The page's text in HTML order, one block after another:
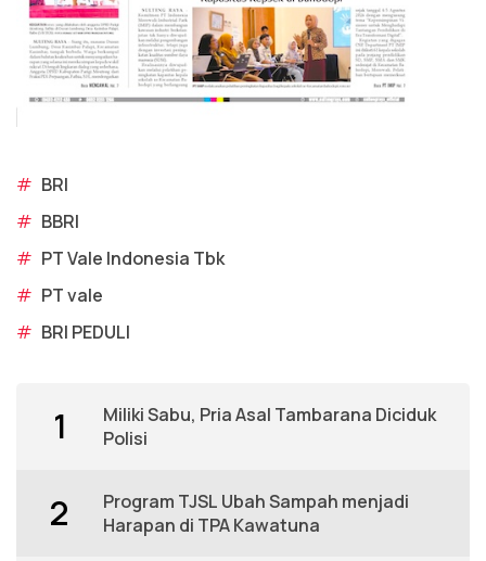
# BRI
# BBRI
# PT Vale Indonesia Tbk
# PT vale
# BRI PEDULI
1
Miliki Sabu, Pria Asal Tambarana Diciduk
Polisi
2
Program TJSL Ubah Sampah menjadi
Harapan di TPA Kawatuna